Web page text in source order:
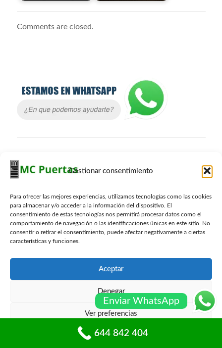
Gestionar consentimiento
Para ofrecer las mejores experiencias, utilizamos tecnologías como las cookies
para almacenar y/o acceder a la información del dispositivo. El
consentimiento de estas tecnologías nos permitirá procesar datos como el
comportamiento de navegación o las identificaciones únicas en este sitio. No
consentir o retirar el consentimiento, puede afectar negativamente a ciertas
características y funciones.
Aceptar
Denegar
Ver preferencias
Política de cookiesPolíticas de privacidad
Comments are closed.
Contacto Carpinteros
644 842 404
Whatsapp
Presupuesto Gratis
Enviar WhatsApp
644 842 404